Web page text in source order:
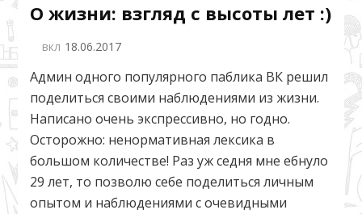
О жизни: взгляд с высоты лет :)
вкл 18.06.2017
Админ одного популярного паблика ВК решил
поделиться своими наблюдениями из жизни.
Написано очень экспрессивно, но годно.
Осторожно: ненормативная лексика в
большом количестве! Раз уж седня мне ебнуло
29 лет, то позволю себе поделиться личным
опытом и наблюдениями с очевидными